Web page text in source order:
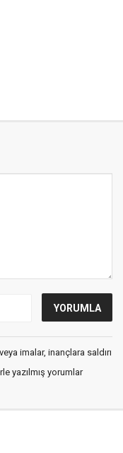
imalar, inançlara saldırı
yazılmış yorumlar